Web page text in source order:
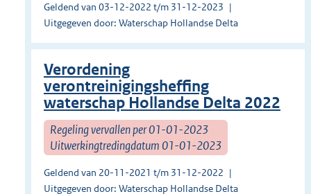
Geldend van 03-12-2022 t/m 31-12-2023
Uitgegeven door: Waterschap Hollandse Delta
Verordening
verontreinigingsheffing
waterschap Hollandse Delta 2022
Regeling vervallen per 01-01-2023
Uitwerkingtredingdatum 01-01-2023
Geldend van 20-11-2021 t/m 31-12-2022
Uitgegeven door: Waterschap Hollandse Delta